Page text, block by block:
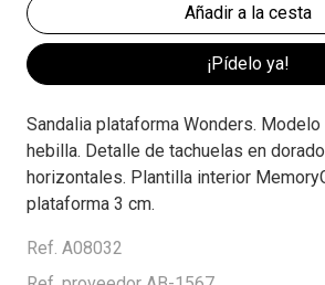
¡Pídelo ya!
Sandalia plataforma Wonders. Modelo
hebilla. Detalle de tachuelas en
horizontales. Plantilla interior
plataforma 3 cm.
Ref. A08032